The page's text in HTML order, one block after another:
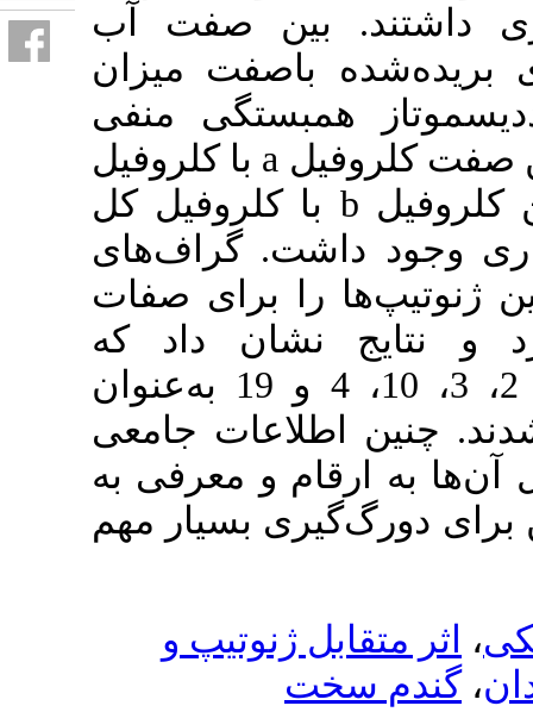
صفت آب
میزان
منفی
aبا کلروفیل
کلروفیل کل
گراف‌های
برای صفات
داد که
ژنوتیپ‌های 5، 6، 20، 9، 2، 3، 10، 4 و 19 به‌عنوان
جامعی
و معرفی به
بسیار مهم
ژنوتیپ و